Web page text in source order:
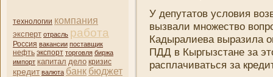
технологии компани­я
эксперт отрасль работа
Россия вакансии поставщик
нефть экспорт торговля биржа
импорт капитал дело кризис
кредит валюта банк бюджет
У депутатов условия
вызвали множество
Кадыралиева выразила
ПДД в Кыргызстане за
расплачиваться за